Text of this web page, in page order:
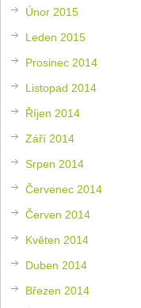
Únor 2015
Leden 2015
Prosinec 2014
Listopad 2014
Říjen 2014
Září 2014
Srpen 2014
Červenec 2014
Červen 2014
Květen 2014
Duben 2014
Březen 2014